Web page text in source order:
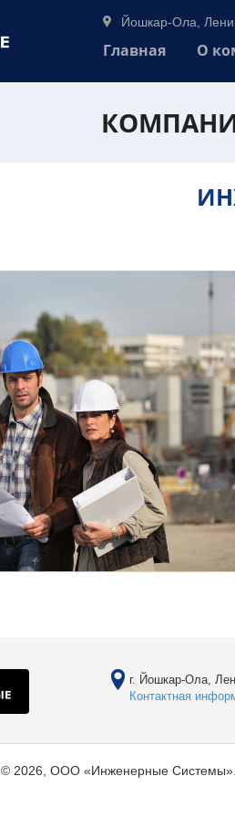
Йошкар-Ола,
Главная О
г. Йошкар-Ола,
Контактная
© 2026, ООО «Инженерные Системы».